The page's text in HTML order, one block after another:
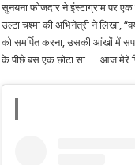
सुनयना फोजदार ने इंस्टाग्राम पर
उल्टा चश्मा की अभिनेत्री ने लिखा,
को समर्पित करना, उसकी आंखों में
के पीछे बस एक छोटा सा … आज मेरे